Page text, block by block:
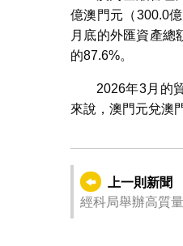
億澳門元（300.0
月底的外匯資產總
的87.6%。
2026年3月的
來說，澳門元兌澳
上一則新聞
經科局舉辦高質